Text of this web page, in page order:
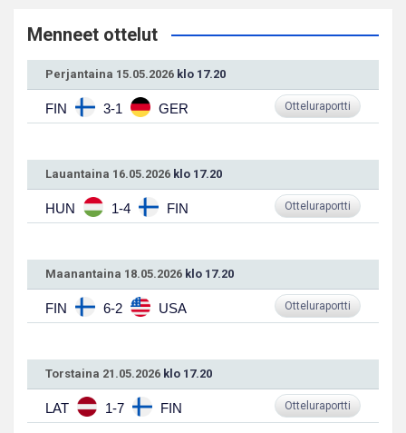
Menneet ottelut
Perjantaina 15.05.2026 klo 17.20
FIN 3-1 GER Otteluraportti
Lauantaina 16.05.2026 klo 17.20
HUN 1-4 FIN Otteluraportti
Maanantaina 18.05.2026 klo 17.20
FIN 6-2 USA Otteluraportti
Torstaina 21.05.2026 klo 17.20
LAT 1-7 FIN Otteluraportti